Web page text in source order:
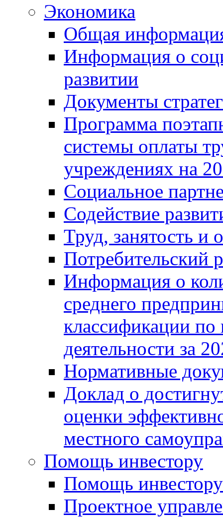
Экономика
Общая
Информация о
развитии
Документы
Программа
системы оплаты
учреждениях на
Социальное
Содействие
Труд, занятость и
Потребительский
Информация о
среднего
классификации
деятельности за
Нормативные
Доклад о
оценки
местного
Помощь инвестору
Помощь инвестору
Проектное